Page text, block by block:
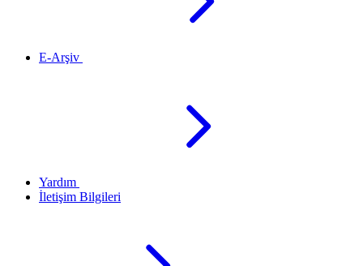
E-Arşiv
Yardım
İletişim Bilgileri